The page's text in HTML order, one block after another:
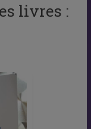
livres :
jours ARGENT